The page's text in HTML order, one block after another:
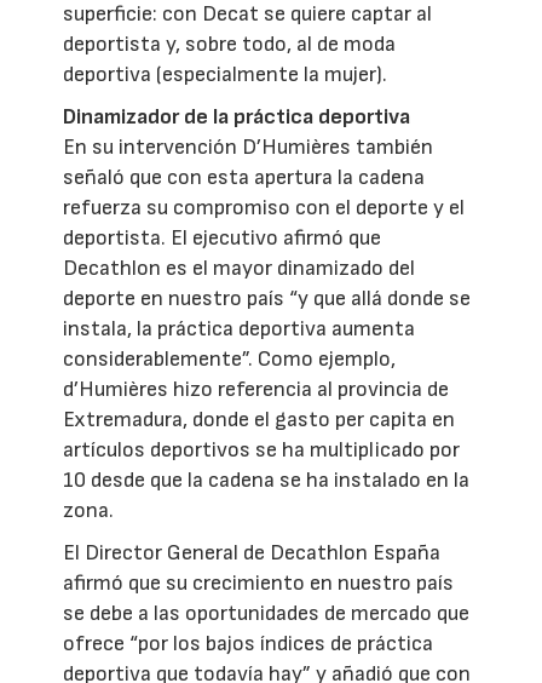
superficie: con Decat se quiere captar al
deportista y, sobre todo, al de moda
deportiva (especialmente la mujer).
Dinamizador de la práctica deportiva
En su intervención D’Humières también
señaló que con esta apertura la cadena
refuerza su compromiso con el deporte y el
deportista. El ejecutivo afirmó que
Decathlon es el mayor dinamizado del
deporte en nuestro país “y que allá donde se
instala, la práctica deportiva aumenta
considerablemente”. Como ejemplo,
d’Humières hizo referencia al provincia de
Extremadura, donde el gasto per capita en
artículos deportivos se ha multiplicado por
10 desde que la cadena se ha instalado en la
zona.
El Director General de Decathlon España
afirmó que su crecimiento en nuestro país
se debe a las oportunidades de mercado que
ofrece “por los bajos índices de práctica
deportiva que todavía hay” y añadió que con